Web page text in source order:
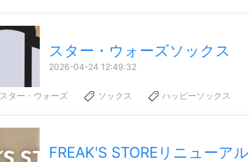
スター・ウォーズソックス
2026-04-24 12:49:32
スター・ウォーズ ソックス ハッピーソックス
FREAK'S STOREリニューアル